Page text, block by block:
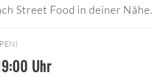
Street Food in deiner Nähe.
Uhr